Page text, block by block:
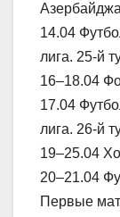
14.04
лига. 25-й
16–18.04
17.04
лига. 26-й
19–25.04
20–21.04
Первые